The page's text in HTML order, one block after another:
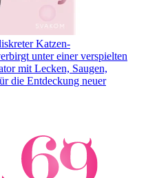
Katzen-
unter einer verspielten
mit Lecken, Saugen,
die Entdeckung neuer